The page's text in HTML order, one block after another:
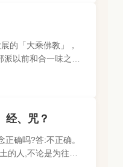
的「大乘佛教」，
以前和合一味之教
经、咒？
确吗?答:不正确。
的人,不论是为往生,